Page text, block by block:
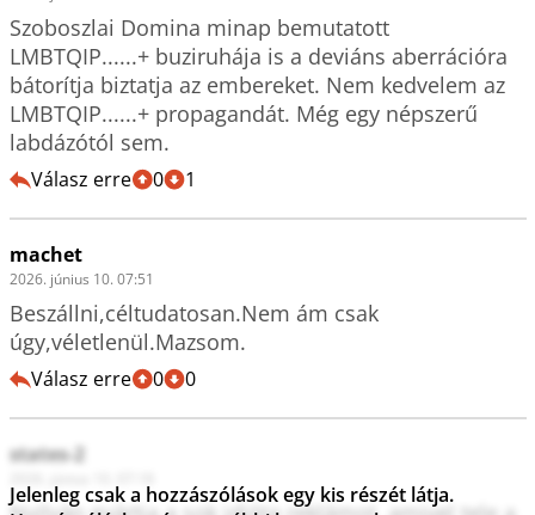
Szoboszlai Domina minap bemutatott
LMBTQIP......+ buziruhája is a deviáns aberrációra
bátorítja biztatja az embereket. Nem kedvelem az
LMBTQIP......+ propagandát. Még egy népszerű
labdázótól sem.
Válasz erre 0 1
machet
2026. június 10. 07:51
Beszállni,céltudatosan.Nem ám csak
úgy,véletlenül.Mazsom.
Válasz erre 0 0
states-2
Jelenleg csak a hozzászólások egy kis részét látja.